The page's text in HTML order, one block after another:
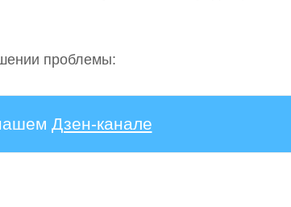
проблемы:
Дзен-канале